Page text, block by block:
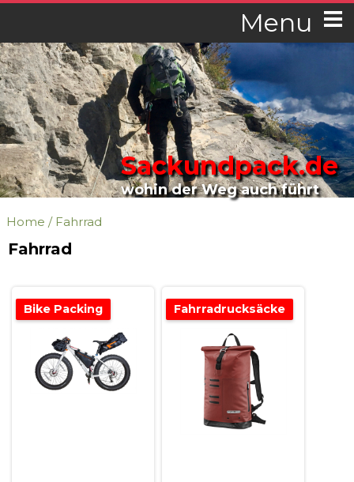
Menu
Sackundpack.de
wohin der Weg auch führt
Home / Fahrrad
Fahrrad
Bike Packing Fahrradrucksäcke